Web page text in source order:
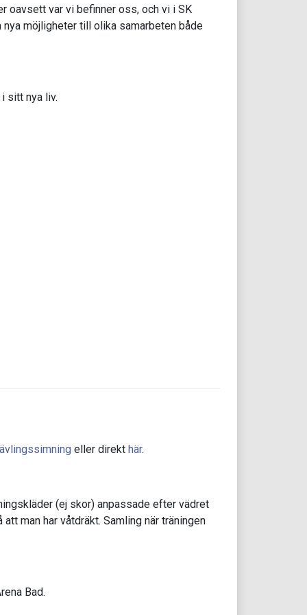
oavsett var vi befinner oss, och vi i SK
möjligheter till olika samarbeten både
sitt nya liv.
eller direkt här.
(ej skor) anpassade efter vädret
man har våtdräkt. Samling när träningen
Bad.